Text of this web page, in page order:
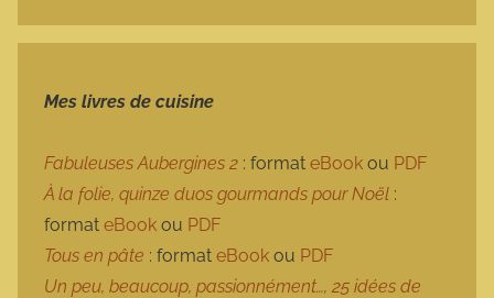
Mes livres de cuisine
Fabuleuses Aubergines 2 : format eBook ou PDF
À la folie, quinze duos gourmands pour Noël :
format eBook ou PDF
Tous en pâte : format eBook ou PDF
Un peu, beaucoup, passionnément…, 25 idées de